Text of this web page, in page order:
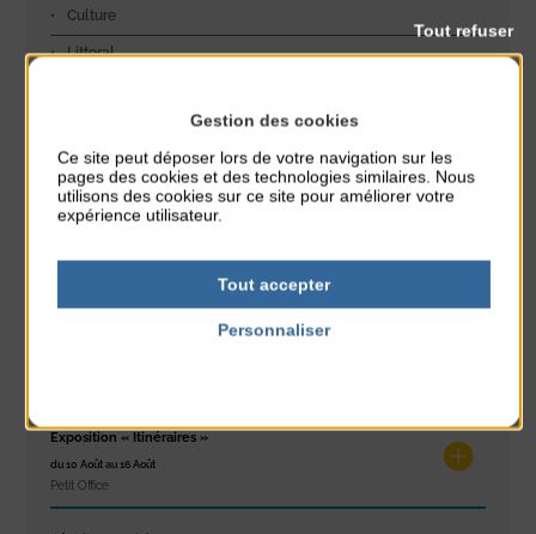
Culture
Littoral
Découverte
Sport
Exposition « Itinéraires »
du 10 Août au 16 Août
Petit Office
Gestion des cookies
Ce site peut déposer lors de votre navigation sur les
pages des cookies et des technologies similaires. Nous
utilisons des cookies sur ce site pour améliorer votre
expérience utilisateur.
Tout accepter
Tout refuser
Personnaliser